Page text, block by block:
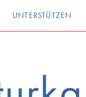
UNTERSTÜTZEN